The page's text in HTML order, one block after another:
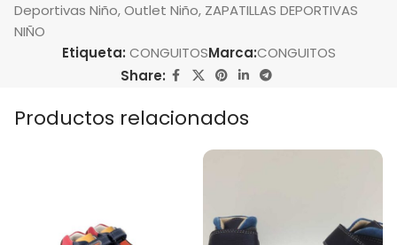
Deportivas Niño,Outlet Niño, ZAPATILLAS DEPORTIVAS
NIÑO
Etiqueta: CONGUITOSMarca:CONGUITOS
Share:
Productos relacionados